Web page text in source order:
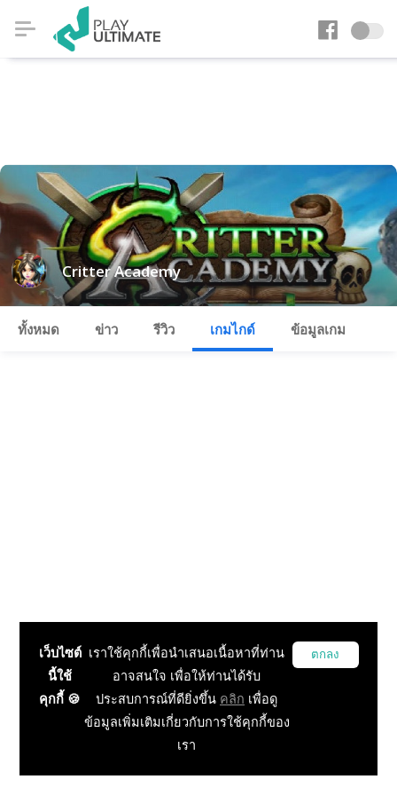
Critter Academy
ทั้งหมด ข่าว รีวิว เกมไกด์ ข้อมูลเกม
เว็บไซต์
นี้ใช้
คุกกี้ 🍪
เราใช้คุกกี้เพื่อนำเสนอเนื้อหาที่ท่าน
อาจสนใจ เพื่อให้ท่านได้รับ
ประสบการณ์ที่ดียิ่งขึ้น คลิก เพื่อดู
ข้อมูลเพิ่มเติมเกี่ยวกับการใช้คุกกี้ของ
เรา
ตกลง